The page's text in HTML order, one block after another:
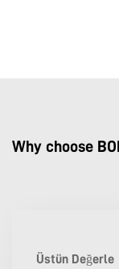
Why choose
Üstün Değerle